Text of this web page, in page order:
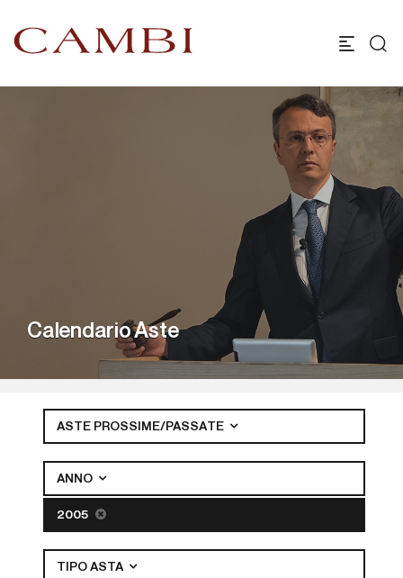
Calendario Aste
ASTE PROSSIME/PASSATE
ANNO
2005
TIPO ASTA